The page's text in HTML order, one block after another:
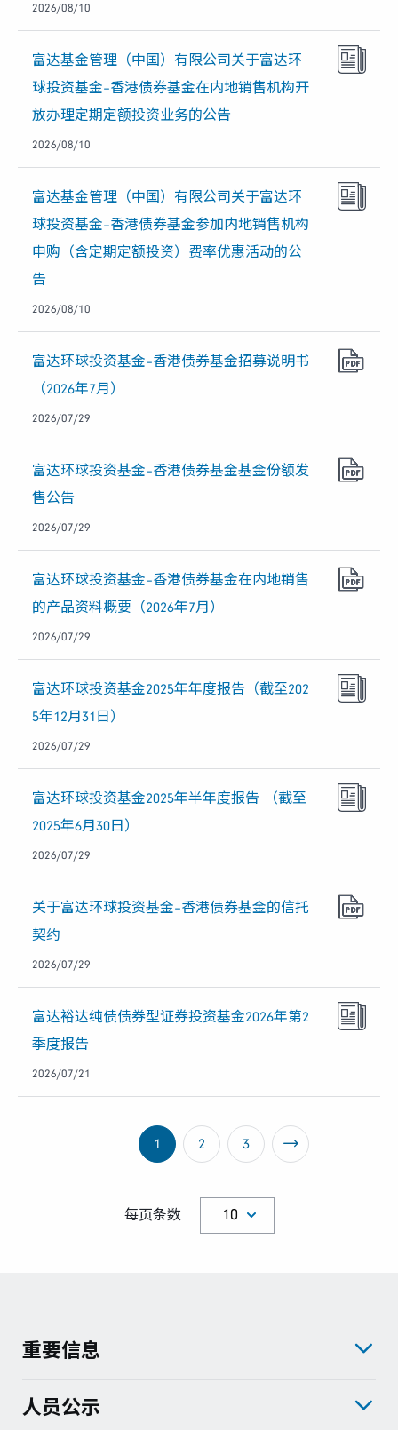
2026/08/10
富达基金管理（中国）有限公司关于富达环
球投资基金–香港债券基金在内地销售机构开
放办理定期定额投资业务的公告
2026/08/10
富达基金管理（中国）有限公司关于富达环
球投资基金–香港债券基金参加内地销售机构
申购（含定期定额投资）费率优惠活动的公
告
2026/08/10
富达环球投资基金–香港债券基金招募说明书
（2026年7月）
2026/07/29
富达环球投资基金–香港债券基金基金份额发
售公告
2026/07/29
富达环球投资基金–香港债券基金在内地销售
的产品资料概要（2026年7月）
2026/07/29
富达环球投资基金2025年年度报告（截至202
5年12月31日）
2026/07/29
富达环球投资基金2025年半年度报告 （截至
2025年6月30日）
2026/07/29
关于富达环球投资基金–香港债券基金的信托
契约
2026/07/29
富达裕达纯债债券型证券投资基金2026年第2
季度报告
2026/07/21
1 2 3
每页条数
重要信息
人员公示